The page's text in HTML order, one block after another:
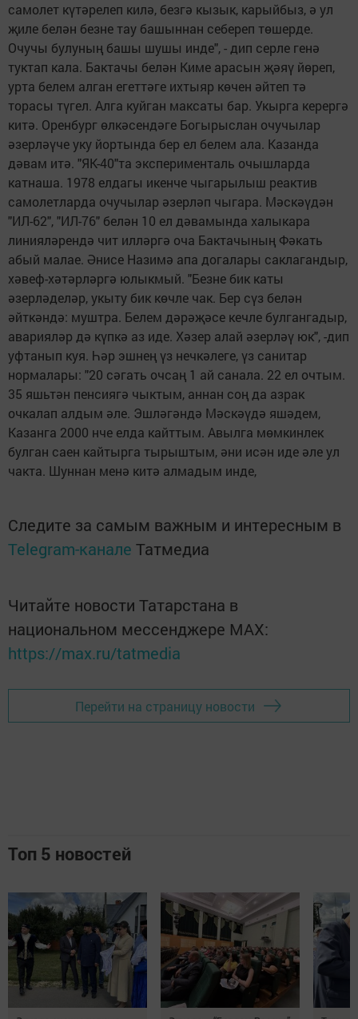
самолет күтәрелеп килә, безгә кызык, карыйбыз, ә ул
җиле белән безне тау башыннан себереп төшерде.
Очучы булуның башы шушы инде", - дип серле генә
туктап кала. Бактачы белән Киме арасын җәяү йөреп,
урта белем алган егеттәге ихтыяр көчен әйтеп тә
торасы түгел. Алга куйган максаты бар. Укырга керергә
китә. Оренбург өлкәсендәге Богырыслан очучылар
әзерләүче уку йортында бер ел белем ала. Казанда
дәвам итә. "ЯК-40"та эксперименталь очышларда
катнаша. 1978 елдагы икенче чыгарылыш реактив
самолетларда очучылар әзерләп чыгара. Мәскәүдән
"ИЛ-62", "ИЛ-76" белән 10 ел дәвамында халыкара
линияләрендә чит илләргә оча Бактачының Фәкать
абый малае. Әнисе Назимә апа догалары саклагандыр,
хәвеф-хәтәрләргә юлыкмый. "Безне бик каты
әзерләделәр, укыту бик көчле чак. Бер сүз белән
әйткәндә: муштра. Белем дәрәҗәсе кечле булгангадыр,
аварияләр дә күпкә аз иде. Хәзер алай әзерләү юк", -дип
уфтанып куя. Һәр эшнең үз нечкәлеге, үз санитар
нормалары: "20 сәгать очсаң 1 ай санала. 22 ел очтым.
35 яшьтән пенсиягә чыктым, аннан соң да азрак
очкалап алдым әле. Эшләгәндә Мәскәүдә яшәдем,
Казанга 2000 нче елда кайттым. Авылга мөмкинлек
булган саен кайтырга тырыштым, әни исән иде әле ул
чакта. Шуннан менә китә алмадым инде,
Следите за самым важным и интересным в
Telegram-канале Татмедиа
Читайте новости Татарстана в
национальном мессенджере MАХ:
https://max.ru/tatmedia
Перейти на страницу новости
Топ 5 новостей